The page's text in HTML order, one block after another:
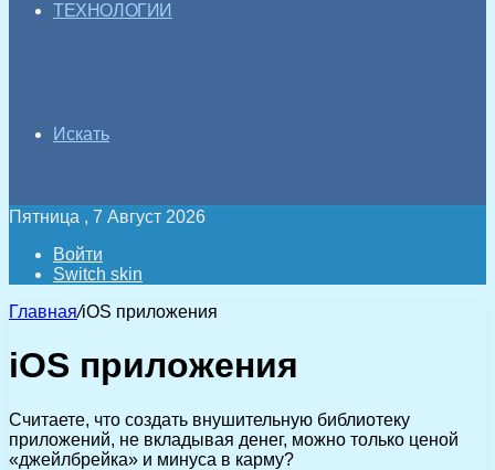
ТЕХНОЛОГИИ
Искать
Пятница , 7 Август 2026
Войти
Switch skin
Главная/iOS приложения
iOS приложения
Считаете, что создать внушительную библиотеку
приложений, не вкладывая денег, можно только ценой
«джейлбрейка» и минуса в карму?